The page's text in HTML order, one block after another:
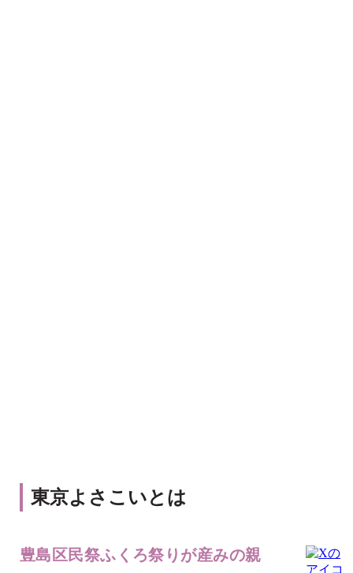
東京よさこいとは
豊島区民祭ふくろ祭りが産みの親